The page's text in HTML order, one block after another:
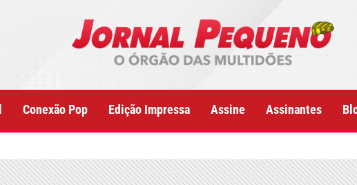
Conexão Pop Edição Impressa Assine Assinantes